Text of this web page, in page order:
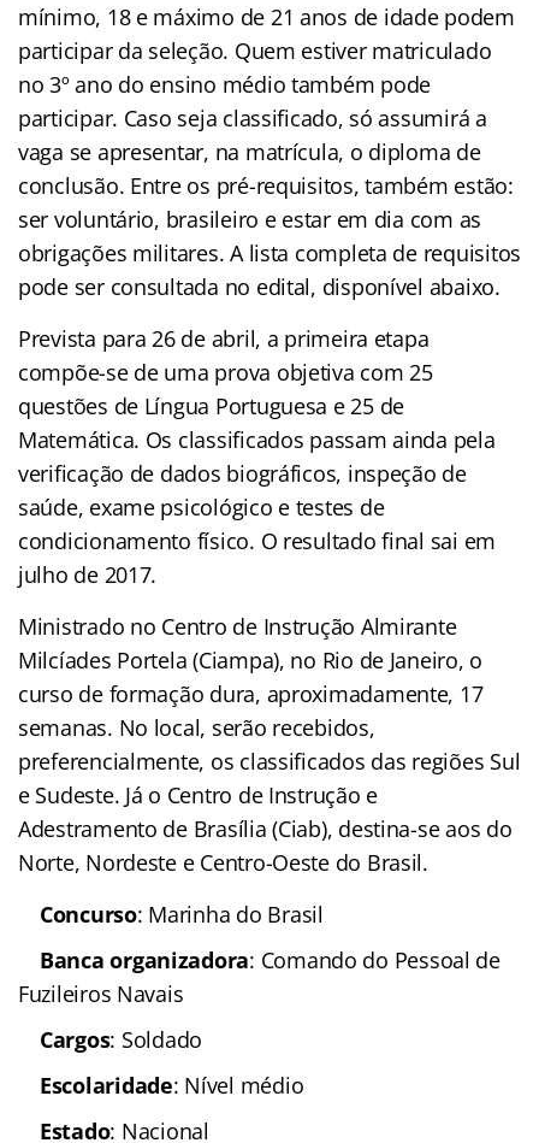
mínimo, 18 e máximo de 21 anos de idade podem
participar da seleção. Quem estiver matriculado
no 3º ano do ensino médio também pode
participar. Caso seja classificado, só assumirá a
vaga se apresentar, na matrícula, o diploma de
conclusão. Entre os pré-requisitos, também estão:
ser voluntário, brasileiro e estar em dia com as
obrigações militares. A lista completa de requisitos
pode ser consultada no edital, disponível abaixo.
Prevista para 26 de abril, a primeira etapa
compõe-se de uma prova objetiva com 25
questões de Língua Portuguesa e 25 de
Matemática. Os classificados passam ainda pela
verificação de dados biográficos, inspeção de
saúde, exame psicológico e testes de
condicionamento físico. O resultado final sai em
julho de 2017.
Ministrado no Centro de Instrução Almirante
Milcíades Portela (Ciampa), no Rio de Janeiro, o
curso de formação dura, aproximadamente, 17
semanas. No local, serão recebidos,
preferencialmente, os classificados das regiões Sul
e Sudeste. Já o Centro de Instrução e
Adestramento de Brasília (Ciab), destina-se aos do
Norte, Nordeste e Centro-Oeste do Brasil.
Concurso: Marinha do Brasil
Banca organizadora: Comando do Pessoal de
Fuzileiros Navais
Cargos: Soldado
Escolaridade: Nível médio
Estado: Nacional